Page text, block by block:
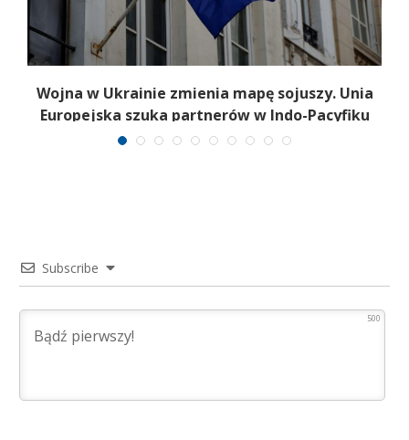
Wojna w Ukrainie zmienia mapę sojuszy. Unia
Europejska szuka partnerów w Indo-Pacyfiku
Subscribe
500